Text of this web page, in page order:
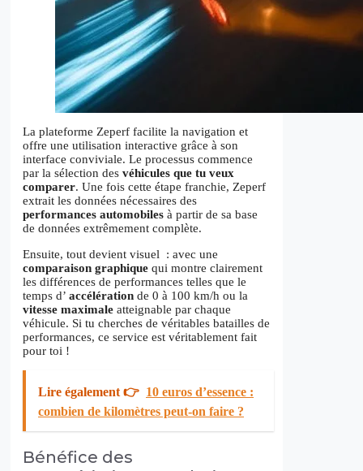
La plateforme Zeperf facilite la navigation et
offre une utilisation interactive grâce à son
interface conviviale. Le processus commence
par la sélection des véhicules que tu veux
comparer. Une fois cette étape franchie, Zeperf
extrait les données nécessaires des
performances automobiles à partir de sa base
de données extrêmement complète.
Ensuite, tout devient visuel : avec une
comparaison graphique qui montre clairement
les différences de performances telles que le
temps d’ accélération de 0 à 100 km/h ou la
vitesse maximale atteignable par chaque
véhicule. Si tu cherches de véritables batailles de
performances, ce service est véritablement fait
pour toi !
Lire également 👉 10 euros d’essence :
combien de kilomètres peut-on faire ?
Bénéfice des